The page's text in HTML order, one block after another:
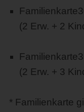
Familienkarte
(2 Erw. + 2
Familienkarte
(2 Erw. + 3
* Familienkarte